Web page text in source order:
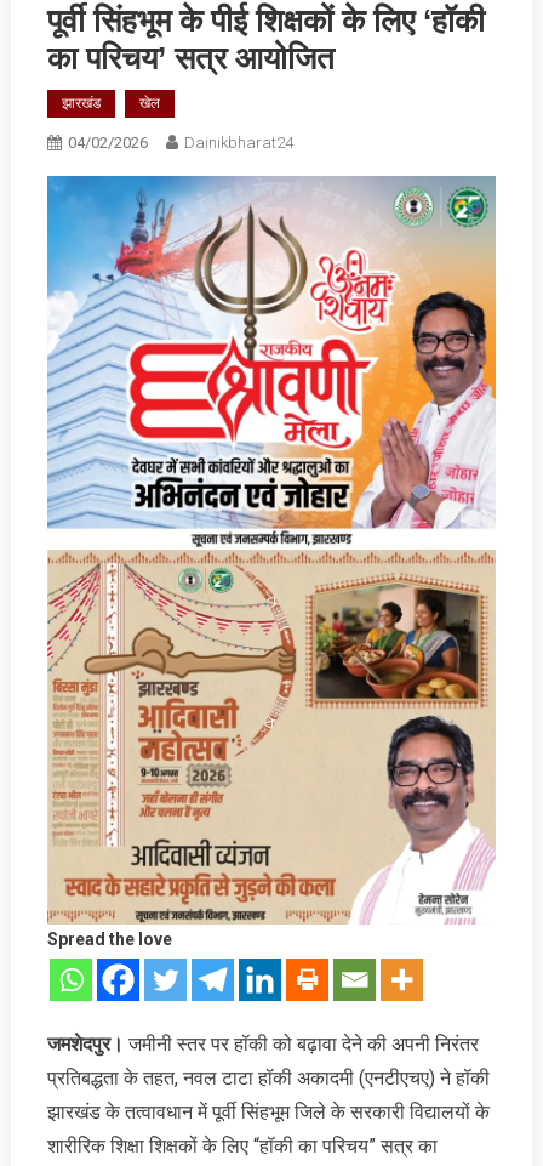
पूर्वी सिंहभूम के पीई शिक्षकों के लिए ‘हॉकी
का परिचय’ सत्र आयोजि‍त
झारखंड खेल
04/02/2026 Dainikbharat24
Spread the love
जमशेदपुर। जमीनी स्तर पर हॉकी को बढ़ावा देने की अपनी निरंतर
प्रतिबद्धता के तहत, नवल टाटा हॉकी अकादमी (एनटीएचए) ने हॉकी
झारखंड के तत्वावधान में पूर्वी सिंहभूम जिले के सरकारी विद्यालयों के
शारीरिक शिक्षा शिक्षकों के लिए “हॉकी का परिचय” सत्र का